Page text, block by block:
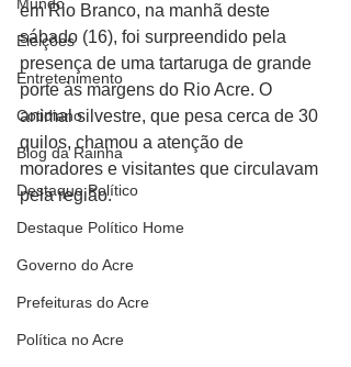
Eleições
Entretenimento
Cotidiano
Blog da Rainha
Destaque Político
Destaque Político Home
Governo do Acre
Prefeituras do Acre
Política no Acre
em Rio Branco, na manhã deste
sábado (16), foi surpreendido pela
presença de uma tartaruga de grande
porte às margens do Rio Acre. O
animal silvestre, que pesa cerca de 30
quilos, chamou a atenção de
moradores e visitantes que circulavam
pela região.